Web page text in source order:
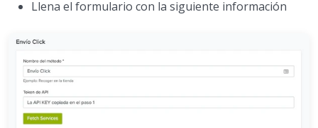
Llena el formulario con la siguiente información